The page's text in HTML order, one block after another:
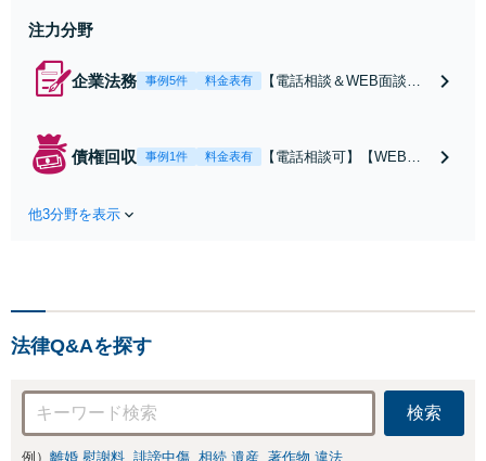
注力分野
企業法務 事例5件 料金表有
【電話相談＆WEB面談
素材メーカーで20年勤務、
債権回収 事例1件 料金表有
【電話相談可】【WEB面
業間の債権回収に幅広く対
他3分野を表示
法律Q&Aを探す
検索
例） 離婚 慰謝料 誹謗中傷 相続 遺産 著作物 違法